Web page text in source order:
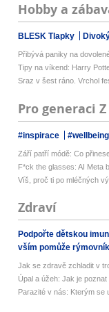
Hobby a
BLESK Tlapky
Přibývá paniky na
Tipy na víkend: Harry
Sraz v šest ráno. Vrchol
Pro generaci Z
#inspirace #wellbeing
Září patří módě: Co
F*ck the glasses: AI Meta
Víš, proč ti po mléčných
Zdraví
Podpořte dětskou
vším pomůže rýmovník
Jak se zdravě zchladit v
Úpal a úžeh: Jak je
Parazité v nás: Kterým se